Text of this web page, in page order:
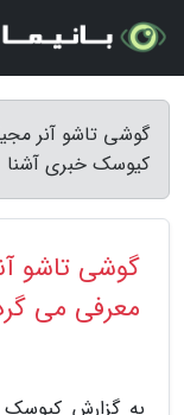
کیوسک خبری آشنا
معرفی می
به گزارش کیوسک